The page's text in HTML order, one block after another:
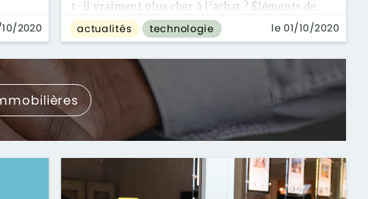
2020
t-il vraiment plus cher à l’achat ? Éléments de
réponse dans 35 villes de France.,...
actualités technologie le 01/10/2020